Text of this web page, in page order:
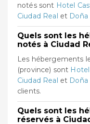
notés sont Hotel
Ciudad Real et Doña
Quels sont les
notés à Ciudad
Les hébergements
(province) sont
Ciudad Real et Doña
clients.
Quels sont les
réservés à